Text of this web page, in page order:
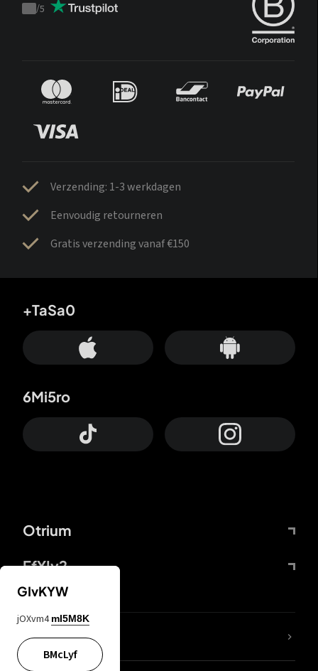
Trustpilot
/5
Verzending: 1-3 werkdagen
Eenvoudig retourneren
Gratis verzending vanaf €150
Otrium
FfYIy2
+TaSa0
6Mi5ro
KIjvtr
GIvKYW
jOXvm4 mI5M8K
BMcLyf